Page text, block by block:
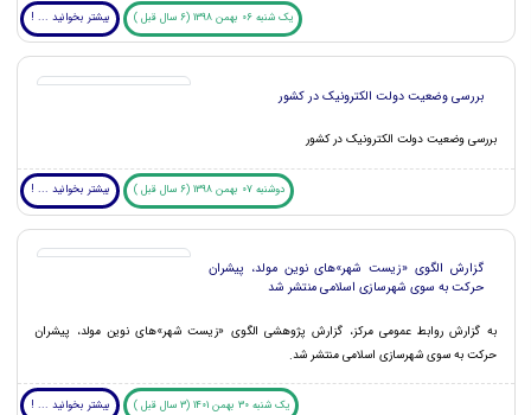
یک شنبه 06 بهمن 1398 (6 سال قبل ) بیشتر بخوانید ... !
بررسی وضعیت دولت الکترونیک در کشور
بررسی وضعیت دولت الکترونیک در کشور
دوشنبه 07 بهمن 1398 (6 سال قبل ) بیشتر بخوانید ... !
گزارش الگوی «زیست شهر»های نوین مولد، پیشران
حرکت به سوی شهرسازی اسلامی منتشر شد
به گزارش روابط عمومی مرکز، گزارش پژوهشی الگوی «زیست شهر»های نوین مولد، پیشران
حرکت به سوی شهرسازی اسلامی منتشر شد.
یک شنبه 30 بهمن 1401 (3 سال قبل ) بیشتر بخوانید ... !